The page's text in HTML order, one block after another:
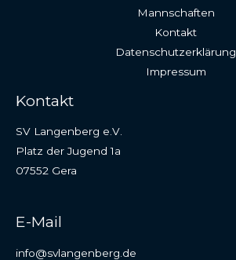
Mannschaften
Kontakt
Datenschutzerklärung
Impressum
Kontakt
SV Langenberg e.V.
Platz der Jugend 1a
07552 Gera
E-Mail
info@svlangenberg.de